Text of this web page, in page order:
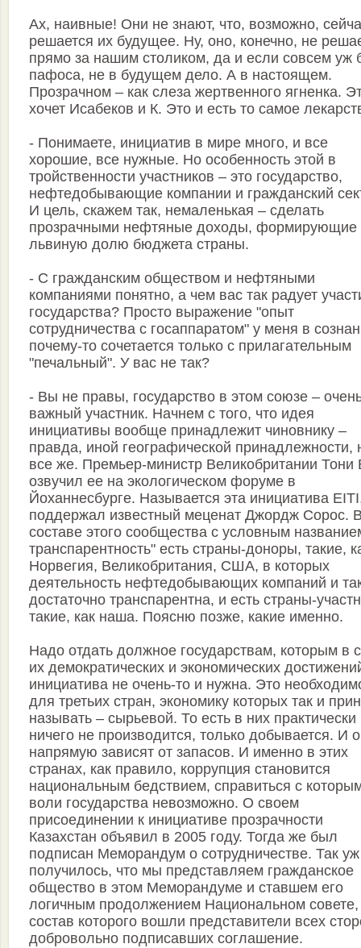
Ах, наивные! Они не знают, что, возможно,
решается их будущее. Ну, оно, конечно, не
прямо за нашим столиком, да и если совсем уж
пафоса, не в будущем дело. А в настоящем.
Прозрачном – как слеза жертвенного ягненка.
хочет Исабеков и К. Это и есть то самое
- Понимаете, инициатив в мире много, и все
хорошие, все нужные. Но особенность этой в
тройственности участников – это государство,
нефтедобывающие компании и гражданский
И цель, скажем так, немаленькая – сделать
прозрачными нефтяные доходы, формирующие
львиную долю бюджета страны.
- С гражданским обществом и нефтяными
компаниями понятно, а чем вас так радует
государства? Просто выражение "опыт
сотрудничества с госаппаратом" у меня в
почему-то сочетается только с прилагательным
"печальный". У вас не так?
- Вы не правы, государство в этом союзе –
важный участник. Начнем с того, что идея
инициативы вообще принадлежит чиновнику –
правда, иной географической принадлежности,
все же. Премьер-министр Великобритании Тони
озвучил ее на экологическом форуме в
Йоханнесбурге. Называется эта инициатива
поддержал известный меценат Джордж Сорос.
составе этого сообщества с условным
транспарентность" есть страны-доноры, такие,
Норвегия, Великобритания, США, в которых
деятельность нефтедобывающих компаний и
достаточно транспарентна, и есть страны-
такие, как наша. Поясню позже, какие именно.
Надо отдать должное государствам, которым в
их демократических и экономических
инициатива не очень-то и нужна. Это
для третьих стран, экономику которых так и
называть – сырьевой. То есть в них практически
ничего не производится, только добывается. И
напрямую зависят от запасов. И именно в этих
странах, как правило, коррупция становится
национальным бедствием, справиться с
воли государства невозможно. О своем
присоединении к инициативе прозрачности
Казахстан объявил в 2005 году. Тогда же был
подписан Меморандум о сотрудничестве. Так уж
получилось, что мы представляем гражданское
общество в этом Меморандуме и ставшем его
логичным продолжением Национальном
состав которого вошли представители всех
добровольно подписавших соглашение.